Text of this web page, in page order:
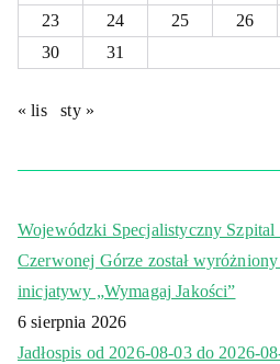
23
24 25 26
30
31
« lis sty »
Wojewódzki Specjalistyczny Szpital
Czerwonej Górze został
inicjatywy „Wymagaj Jakości”
6 sierpnia 2026
Jadłospis od 2026-08-03 do 2026-